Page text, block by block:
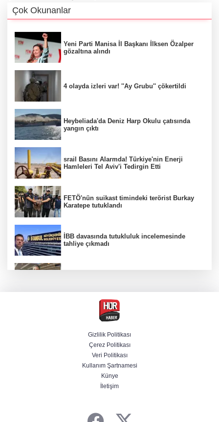
Çok Okunanlar
Yeni Parti Manisa İl Başkanı İlksen Özalper
gözaltına alındı
4 olayda izleri var! ''Ay Grubu'' çökertildi
Heybeliada'da Deniz Harp Okulu çatısında
yangın çıktı
srail Basını Alarmda! Türkiye'nin Enerji
Hamleleri Tel Aviv'i Tedirgin Etti
FETÖ'nün suikast timindeki terörist Burkay
Karatepe tutuklandı
İBB davasında tutukluluk incelemesinde
tahliye çıkmadı
MGK toplanıyor: Ana gündem Terörsüz
MGK toplantısı sona erdi, 8 maddelik bildiri
yayımlandı
Şehit aileleri ve gazilerin haklarına ilişkin
Gizlilik Politikası
Çerez Politikası
Veri Politikası
Kullanım Şartnamesi
Künye
İletişim